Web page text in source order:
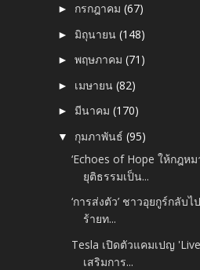
► กรกฎาคม(67)
► มิถุนายน(148)
►พฤษภาคม(71)
► เมษายน(82)
► มีนาคม(170)
▼ กุมภาพันธ์(95)
‘Echoes of Hope ให้กฎห
ยุติธรรมเป็น...
‘การส่งตัว’ ชาวอุยกูร์กลับ
ร้ายท...
Tesla เปิดตัวแคมเปญ
เสริมการ...